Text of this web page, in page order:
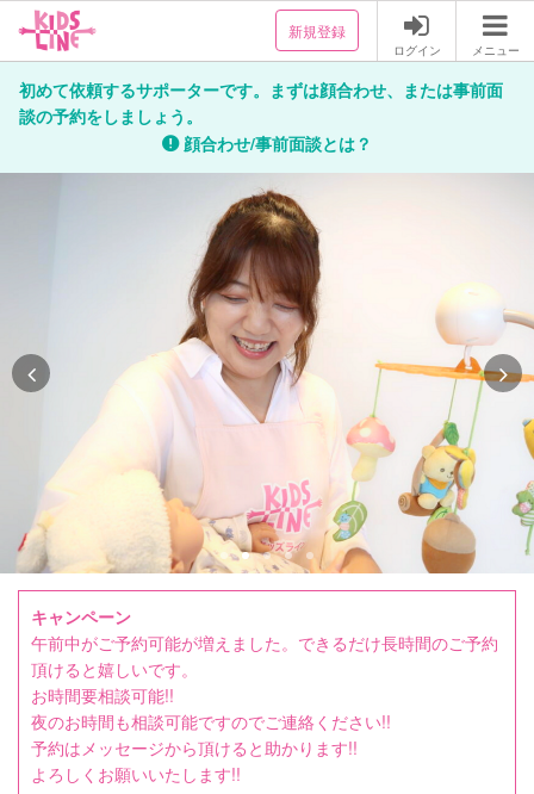
新規登録
ログイン メニュー
初めて依頼するサポーターです。まずは顔合わせ、または事前面
談の予約をしましょう。
顔合わせ/事前面談とは？
キャンペーン
午前中がご予約可能が増えました。できるだけ長時間のご予約
頂けると嬉しいです。
お時間要相談可能!!
夜のお時間も相談可能ですのでご連絡ください!!
予約はメッセージから頂けると助かります!!
よろしくお願いいたします!!